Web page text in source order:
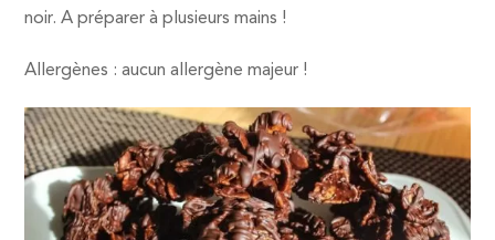
noir. A préparer à plusieurs mains !
Allergènes : aucun allergène majeur !